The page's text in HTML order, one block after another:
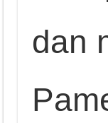
dan